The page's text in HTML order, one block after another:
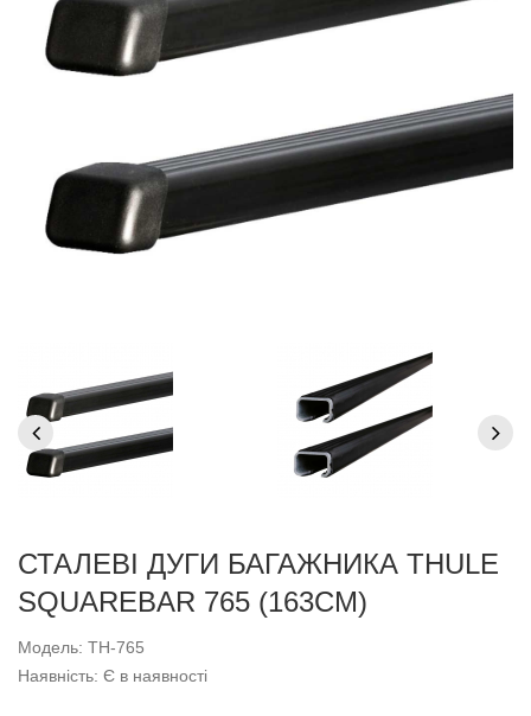
СТАЛЕВІ ДУГИ БАГАЖНИКА THULE
SQUAREBAR 765 (163СМ)
Модель: TH-765
Наявність: Є в наявності